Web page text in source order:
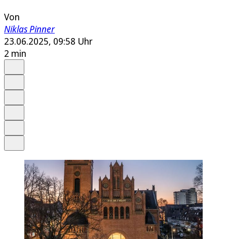
Von
Niklas Pinner
23.06.2025, 09:58 Uhr
2 min